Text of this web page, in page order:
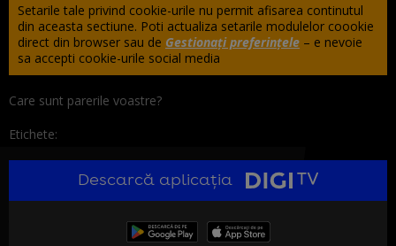
Setarile tale privind cookie-urile nu permit afisarea continutul
din aceasta sectiune. Poti actualiza setarile modulelor coookie
direct din browser sau de Gestionați preferințele – e nevoie
sa accepti cookie-urile social media
Care sunt parerile voastre?
Etichete:
Descarcă aplicația